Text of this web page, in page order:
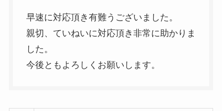
早速に対応頂き有難うございました。
親切、ていねいに対応頂き非常に助かりま
した。
今後ともよろしくお願いします。